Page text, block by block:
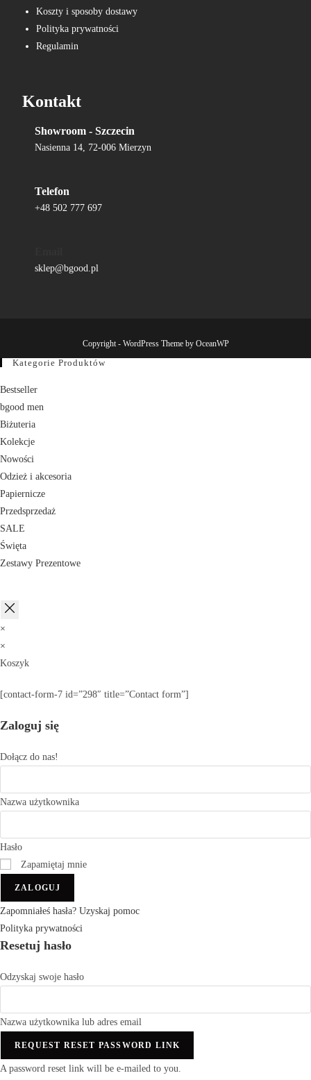
Koszty i sposoby dostawy
Polityka prywatności
Regulamin
Kontakt
Showroom - Szczecin
Nasienna 14, 72-006 Mierzyn
Telefon
+48 502 777 697
sklep@bgood.pl
Copyright - WordPress Theme by OceanWP
Kategorie Produktów
Bestseller
bgood men
Biżuteria
Kolekcje
Nowości
Odzież i akcesoria
Papiernicze
Przedsprzedaż
SALE
Święta
Zestawy Prezentowe
×
×
Koszyk
[contact-form-7 id=”298″ title=”Contact form”]
Zaloguj się
Dołącz do nas!
Nazwa użytkownika
Hasło
Zapamiętaj mnie
ZALOGUJ
Zapomniałeś hasła? Uzyskaj pomoc
Polityka prywatności
Resetuj hasło
Odzyskaj swoje hasło
Nazwa użytkownika lub adres email
REQUEST RESET PASSWORD LINK
A password reset link will be e-mailed to you.